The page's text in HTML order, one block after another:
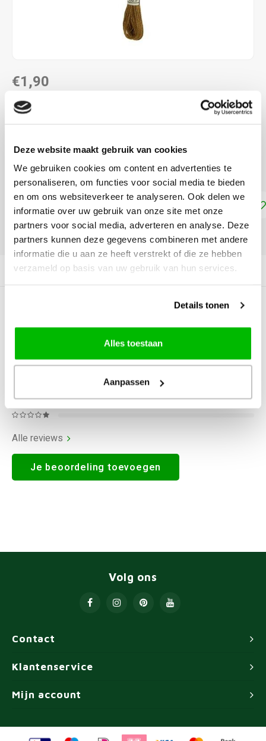
Deze website maakt gebruik van cookies
We gebruiken cookies om content en advertenties te
personaliseren, om functies voor social media te bieden
en om ons websiteverkeer te analyseren. Ook delen we
informatie over uw gebruik van onze site met onze
partners voor social media, adverteren en analyse. Deze
partners kunnen deze gegevens combineren met andere
informatie die u aan ze heeft verstrekt of die ze hebben
verzameld op basis van uw gebruik van hun services.
Details tonen
Alles toestaan
Aanpassen
€1,90
DIRECT LEVERBAAR
"DMC COLOUR VARIATIONS" OF "DMC LIGHT
EFFECTS " KOOPT, ONTVANG JE EEN KORTING VAN
100% OP HET LAAGSTGEPRIJSDE PRODUCT.
Toevoegen aan winkelwagen
DELEN:
Productomschrijving
Alle reviews
Je beoordeling toevoegen
Contact
Volg ons
Klantenservice
Mijn account